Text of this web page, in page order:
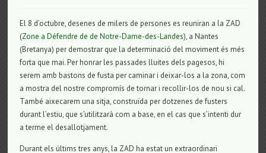
El 8 d’octubre, desenes de milers de persones es reuniran a la ZAD
(Zone a Défendre de de Notre-Dame-des-Landes), a Nantes
(Bretanya) per demostrar que la determinació del moviment és més
forta que mai. Per honrar les passades lluites dels pagesos, hi
serem amb bastons de fusta per caminar i deixar-los a la zona, com
a mostra del nostre compromís de tornar i recollir-los de nou si cal.
També aixecarem una sitja, construïda per dotzenes de fusters
durant l’estiu, que s’utilitzarà com a base, en el cas que s’intenti dur
a terme el desallotjament.
Durant els últims tres anys, la ZAD ha estat un extraordinari